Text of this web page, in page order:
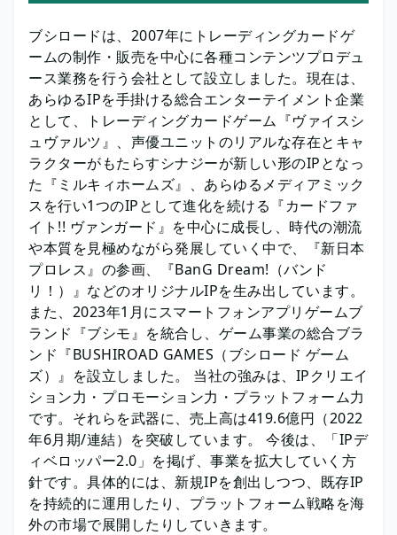
ブシロードは、2007年にトレーディングカードゲ
ームの制作・販売を中心に各種コンテンツプロデュ
ース業務を行う会社として設立しました。現在は、
あらゆるIPを手掛ける総合エンターテイメント企業
として、トレーディングカードゲーム『ヴァイスシ
ュヴァルツ』、声優ユニットのリアルな存在とキャ
ラクターがもたらすシナジーが新しい形のIPとなっ
た『ミルキィホームズ』、あらゆるメディアミック
スを行い1つのIPとして進化を続ける『カードファ
イト!! ヴァンガード』を中心に成長し、時代の潮流
や本質を見極めながら発展していく中で、『新日本
プロレス』の参画、『BanG Dream!（バンド
リ！）』などのオリジナルIPを生み出しています。
また、2023年1月にスマートフォンアプリゲームブ
ランド『ブシモ』を統合し、ゲーム事業の総合ブラ
ンド『BUSHIROAD GAMES（ブシロード ゲーム
ズ）』を設立しました。 当社の強みは、IPクリエイ
ション力・プロモーション力・プラットフォーム力
です。それらを武器に、売上高は419.6億円（2022
年6月期/連結）を突破しています。 今後は、「IPデ
ィベロッパー2.0」を掲げ、事業を拡大していく方
針です。具体的には、新規IPを創出しつつ、既存IP
を持続的に運用したり、プラットフォーム戦略を海
外の市場で展開したりしていきます。